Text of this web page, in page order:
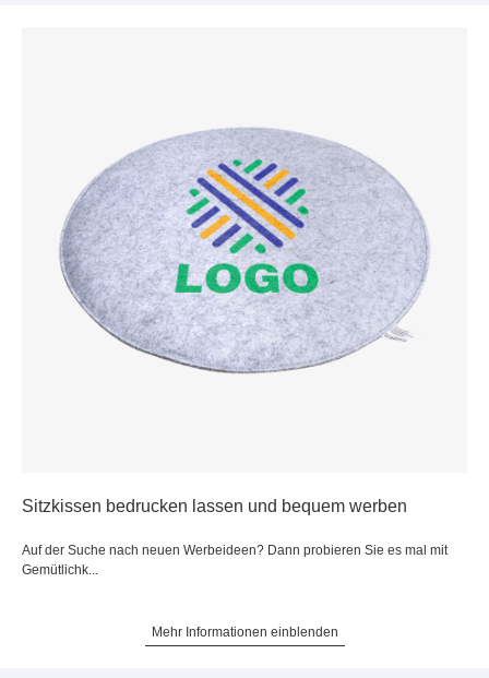
Sitzkissen bedrucken lassen und bequem werben
Auf der Suche nach neuen Werbeideen? Dann probieren Sie es mal mit
Gemütlichk...
Mehr Informationen einblenden